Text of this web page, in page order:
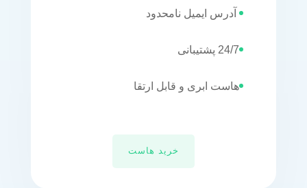
آدرس ایمیل نامحدود
24/7 پشتیبانی
هاست ابری و قابل ارتقا
خرید هاست